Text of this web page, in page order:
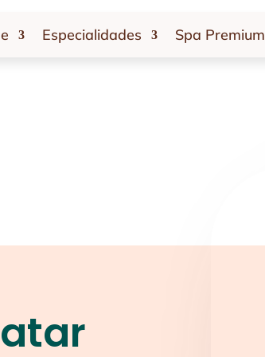
Especialidades Spa Premium